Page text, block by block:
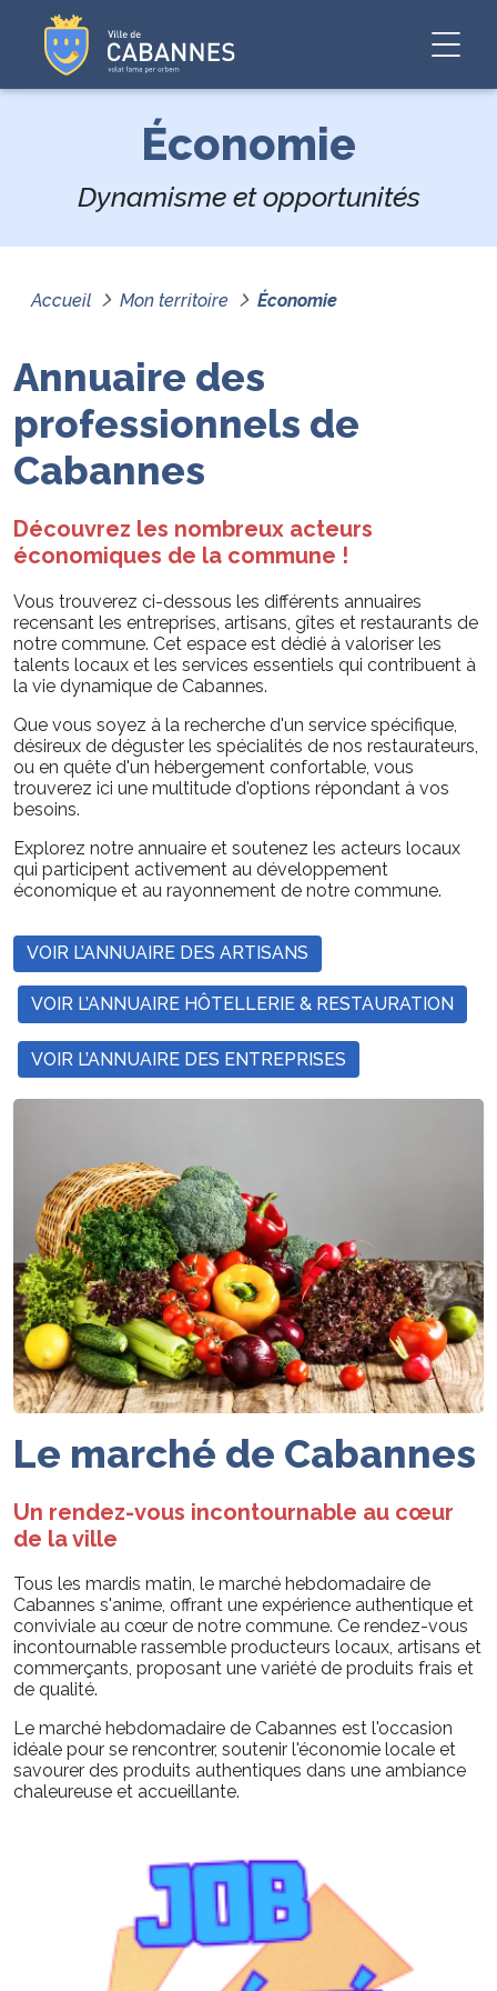
Économie
Dynamisme et opportunités
Accueil Mon territoire Économie
Annuaire des
professionnels de
Cabannes
Découvrez les nombreux acteurs
économiques de la commune !
Vous trouverez ci-dessous les différents annuaires
recensant les entreprises, artisans, gîtes et restaurants de
notre commune. Cet espace est dédié à valoriser les
talents locaux et les services essentiels qui contribuent à
la vie dynamique de Cabannes.
Que vous soyez à la recherche d'un service spécifique,
désireux de déguster les spécialités de nos restaurateurs,
ou en quête d'un hébergement confortable, vous
trouverez ici une multitude d'options répondant à vos
besoins.
Explorez notre annuaire et soutenez les acteurs locaux
qui participent activement au développement
économique et au rayonnement de notre commune.
VOIR L’ANNUAIRE DES ARTISANS
VOIR L’ANNUAIRE HÔTELLERIE & RESTAURATION
VOIR L’ANNUAIRE DES ENTREPRISES
Le marché de Cabannes
Un rendez-vous incontournable au cœur
de la ville
Tous les mardis matin, le marché hebdomadaire de
Cabannes s'anime, offrant une expérience authentique et
conviviale au cœur de notre commune. Ce rendez-vous
incontournable rassemble producteurs locaux, artisans et
commerçants, proposant une variété de produits frais et
de qualité.
Le marché hebdomadaire de Cabannes est l'occasion
idéale pour se rencontrer, soutenir l'économie locale et
savourer des produits authentiques dans une ambiance
chaleureuse et accueillante.